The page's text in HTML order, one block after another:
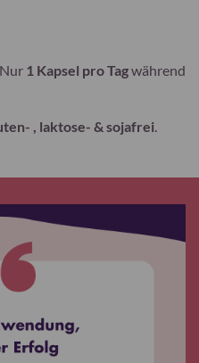
1 Kapsel pro Tagwährend
, laktose- & sojafrei.